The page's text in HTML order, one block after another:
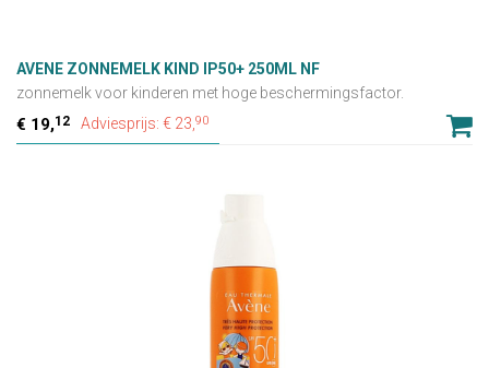
AVENE ZONNEMELK KIND IP50+ 250ML NF
zonnemelk voor kinderen met hoge beschermingsfactor.
19,12 Adviesprijs: € 23, 90